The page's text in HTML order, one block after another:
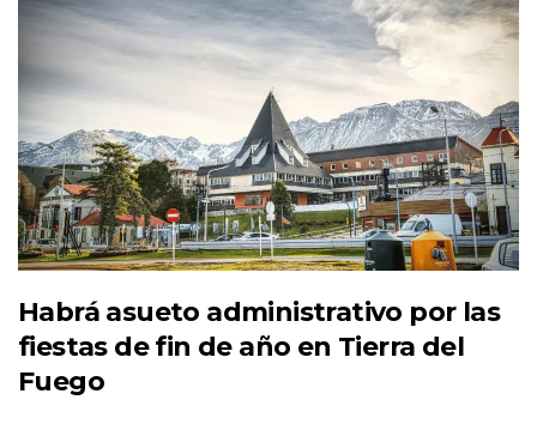
Habrá asueto administrativo por las
fiestas de fin de año en Tierra del
Fuego